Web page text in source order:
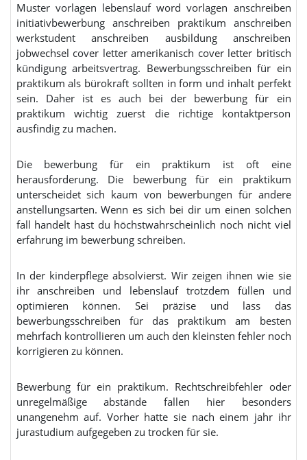
Muster vorlagen lebenslauf word vorlagen anschreiben
initiativbewerbung anschreiben praktikum anschreiben
werkstudent anschreiben ausbildung anschreiben
jobwechsel cover letter amerikanisch cover letter britisch
kündigung arbeitsvertrag. Bewerbungsschreiben für ein
praktikum als bürokraft sollten in form und inhalt perfekt
sein. Daher ist es auch bei der bewerbung für ein
praktikum wichtig zuerst die richtige kontaktperson
ausfindig zu machen.
Die bewerbung für ein praktikum ist oft eine
herausforderung. Die bewerbung für ein praktikum
unterscheidet sich kaum von bewerbungen für andere
anstellungsarten. Wenn es sich bei dir um einen solchen
fall handelt hast du höchstwahrscheinlich noch nicht viel
erfahrung im bewerbung schreiben.
In der kinderpflege absolvierst. Wir zeigen ihnen wie sie
ihr anschreiben und lebenslauf trotzdem füllen und
optimieren können. Sei präzise und lass das
bewerbungsschreiben für das praktikum am besten
mehrfach kontrollieren um auch den kleinsten fehler noch
korrigieren zu können.
Bewerbung für ein praktikum. Rechtschreibfehler oder
unregelmäßige abstände fallen hier besonders
unangenehm auf. Vorher hatte sie nach einem jahr ihr
jurastudium aufgegeben zu trocken für sie.